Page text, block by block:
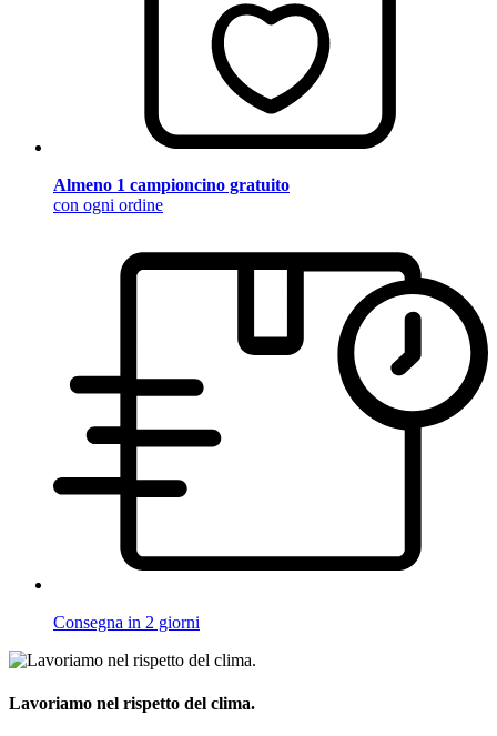
Almeno 1 campioncino gratuito
con ogni ordine
Consegna in 2 giorni
Lavoriamo nel rispetto del clima.